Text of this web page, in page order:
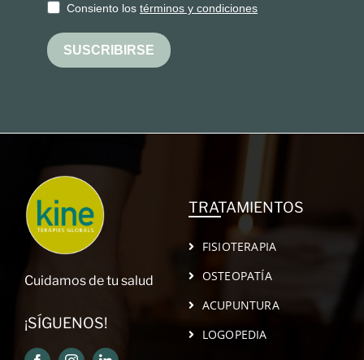
Consiento los términos y condiciones
SUSCRIBIRSE
Cuidamos de tu salud
¡SÍGUENOS!
TRATAMIENTOS
FISIOTERAPIA
OSTEOPATÍA
ACUPUNTURA
LOGOPEDIA